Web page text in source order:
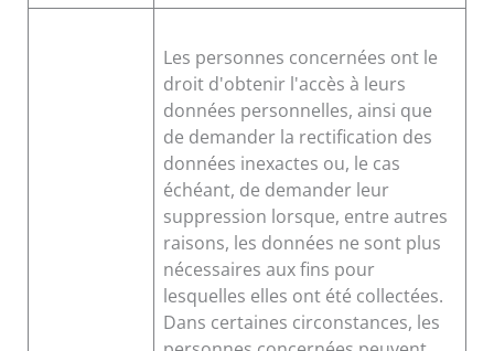
Les personnes concernées ont le
droit d'obtenir l'accès à leurs
données personnelles, ainsi que
de demander la rectification des
données inexactes ou, le cas
échéant, de demander leur
suppression lorsque, entre autres
raisons, les données ne sont plus
nécessaires aux fins pour
lesquelles elles ont été collectées.
Dans certaines circonstances, les